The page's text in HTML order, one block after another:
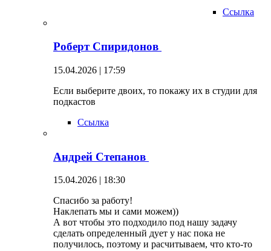
Ссылка
Роберт Спиридонов
15.04.2026 | 17:59
Если выберите двоих, то покажу их в студии для
подкастов
Ссылка
Андрей Степанов
15.04.2026 | 18:30
Спасибо за работу!
Наклепать мы и сами можем))
А вот чтобы это подходило под нашу задачу
сделать определенный дует у нас пока не
получилось, поэтому и расчитываем, что кто-то